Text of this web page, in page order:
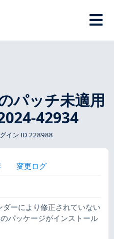
パッチ未適用
42934
イン ID 228988
変更ログ
ーにより修正されていない
パッケージがインストール